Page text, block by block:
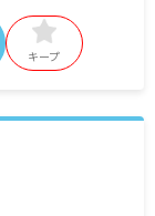
キープ